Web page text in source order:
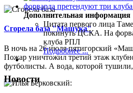
Сгорела база "Машука"
В ночь на 26 июля пятигорский
Пожар уничтожил третий этаж
футболисты. А вода, которой тушили,
Дополнительная информация
Цитата первого лица
покинуть ЦСКА. На
клуба РПЛ
Подробнее ...
Новости